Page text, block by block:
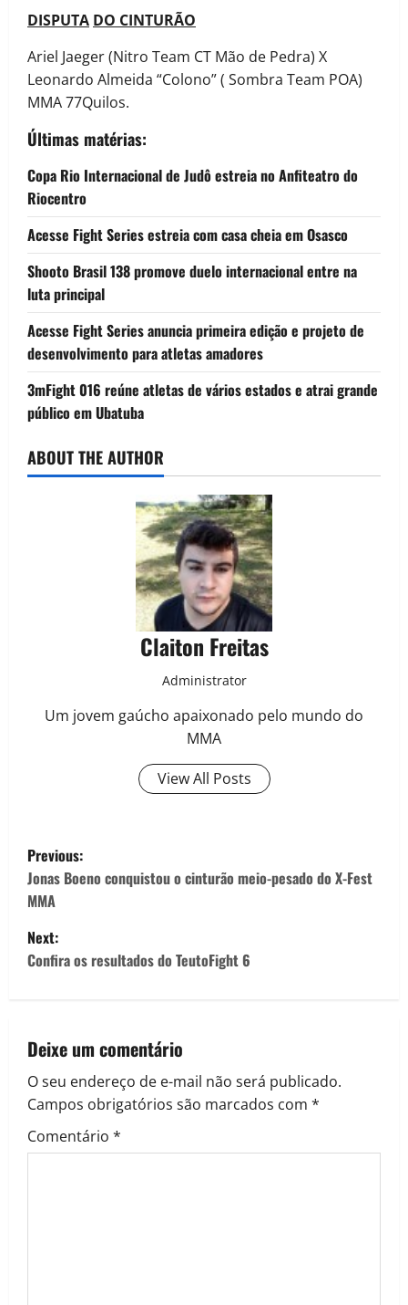
DISPUTA DO CINTURÃO
Ariel Jaeger (Nitro Team CT Mão de Pedra) X
Leonardo Almeida “Colono” ( Sombra Team POA)
MMA 77Quilos.
Últimas matérias:
Copa Rio Internacional de Judô estreia no Anfiteatro do
Riocentro
Acesse Fight Series estreia com casa cheia em Osasco
Shooto Brasil 138 promove duelo internacional entre na
luta principal
Acesse Fight Series anuncia primeira edição e projeto de
desenvolvimento para atletas amadores
3mFight 016 reúne atletas de vários estados e atrai grande
público em Ubatuba
ABOUT THE AUTHOR
Claiton Freitas
Administrator
Um jovem gaúcho apaixonado pelo mundo do
MMA
View All Posts
Previous:
Jonas Boeno conquistou o cinturão meio-pesado do X-Fest
MMA
Next:
Confira os resultados do TeutoFight 6
Deixe um comentário
O seu endereço de e-mail não será publicado.
Campos obrigatórios são marcados com *
Comentário *